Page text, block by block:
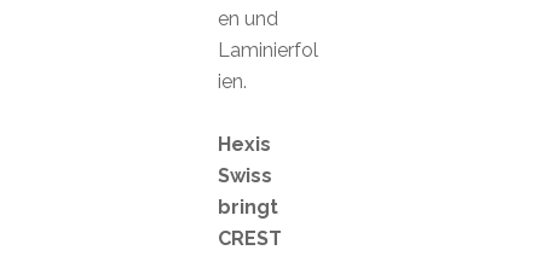
en und
Laminierfol
ien.
Hexis
Swiss
bringt
CREST